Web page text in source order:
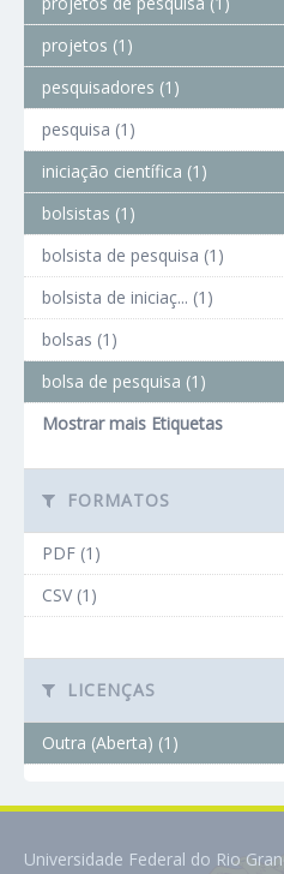
projetos (1)
pesquisadores (1)
pesquisa (1)
iniciação científica (1)
bolsistas (1)
bolsista de pesquisa (1)
bolsista de iniciaç... (1)
bolsas (1)
bolsa de pesquisa (1)
Mostrar mais Etiquetas
FORMATOS
PDF (1)
CSV (1)
LICENÇAS
Outra (Aberta) (1)
Universidade Federal do Rio